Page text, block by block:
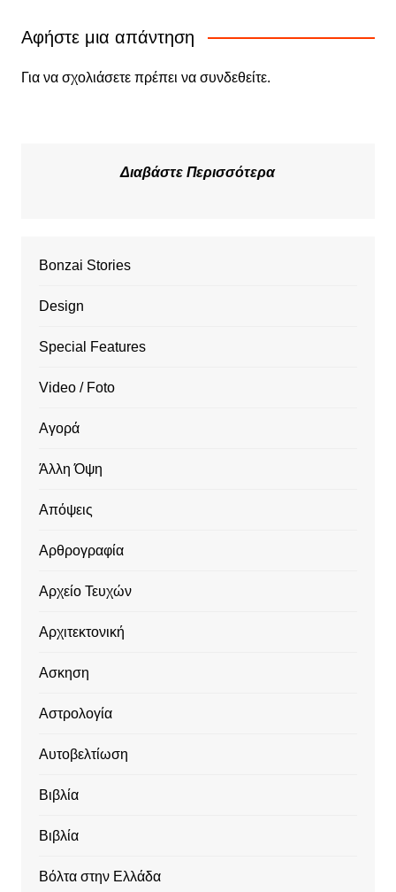
Αφήστε μια απάντηση
Για να σχολιάσετε πρέπει να συνδεθείτε.
Διαβάστε Περισσότερα
Bonzai Stories
Design
Special Features
Video / Foto
Αγορά
Άλλη Όψη
Απόψεις
Αρθρογραφία
Αρχείο Τευχών
Αρχιτεκτονική
Ασκηση
Αστρολογία
Αυτοβελτίωση
Βιβλία
Βιβλία
Βόλτα στην Ελλάδα